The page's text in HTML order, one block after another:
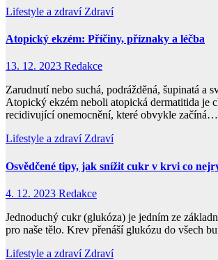
Lifestyle a zdraví Zdraví
Atopický ekzém: Příčiny, příznaky a léčba
13. 12. 2023 Redakce
Zarudnutí nebo suchá, podrážděná, šupinatá a
Atopický ekzém neboli atopická dermatitida je
recidivující onemocnění, které obvykle začíná…
Lifestyle a zdravíZdraví
Osvědčené tipy, jak snížit cukr v krvi co
4. 12. 2023 Redakce
Jednoduchý cukr (glukóza) je jedním ze
pro naše tělo. Krev přenáší glukózu do všech
Lifestyle a zdraví Zdraví